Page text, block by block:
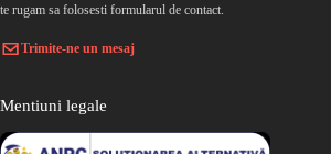
te rugam sa folosesti formularul de contact.
Trimite-ne un mesaj
Mentiuni legale